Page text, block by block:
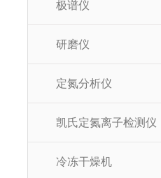
极谱仪
研磨仪
定氮分析仪
凯氏定氮离子检测仪
冷冻干燥机